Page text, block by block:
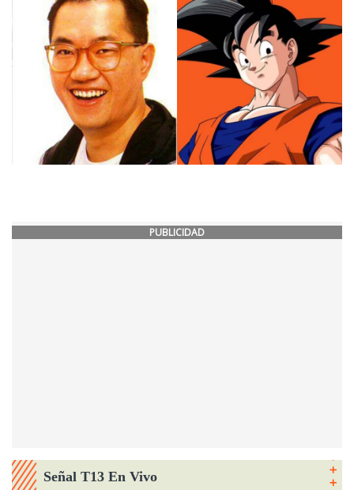
PUBLICIDAD
Señal T13 En Vivo